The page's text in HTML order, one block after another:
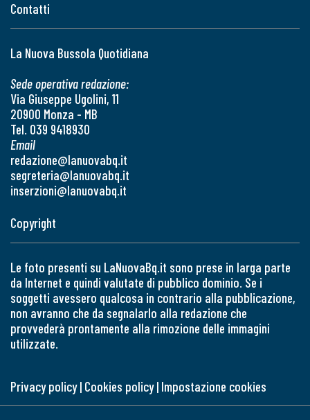
Contatti
La Nuova Bussola Quotidiana
Sede operativa redazione:
Via Giuseppe Ugolini, 11
20900 Monza - MB
Tel. 039 9418930
Email
redazione@lanuovabq.it
segreteria@lanuovabq.it
inserzioni@lanuovabq.it
Copyright
Le foto presenti su LaNuovaBq.it sono prese in larga parte
da Internet e quindi valutate di pubblico dominio. Se i
soggetti avessero qualcosa in contrario alla pubblicazione,
non avranno che da segnalarlo alla redazione che
provvederà prontamente alla rimozione delle immagini
utilizzate.
Privacy policy| Cookies policy| Impostazione cookies